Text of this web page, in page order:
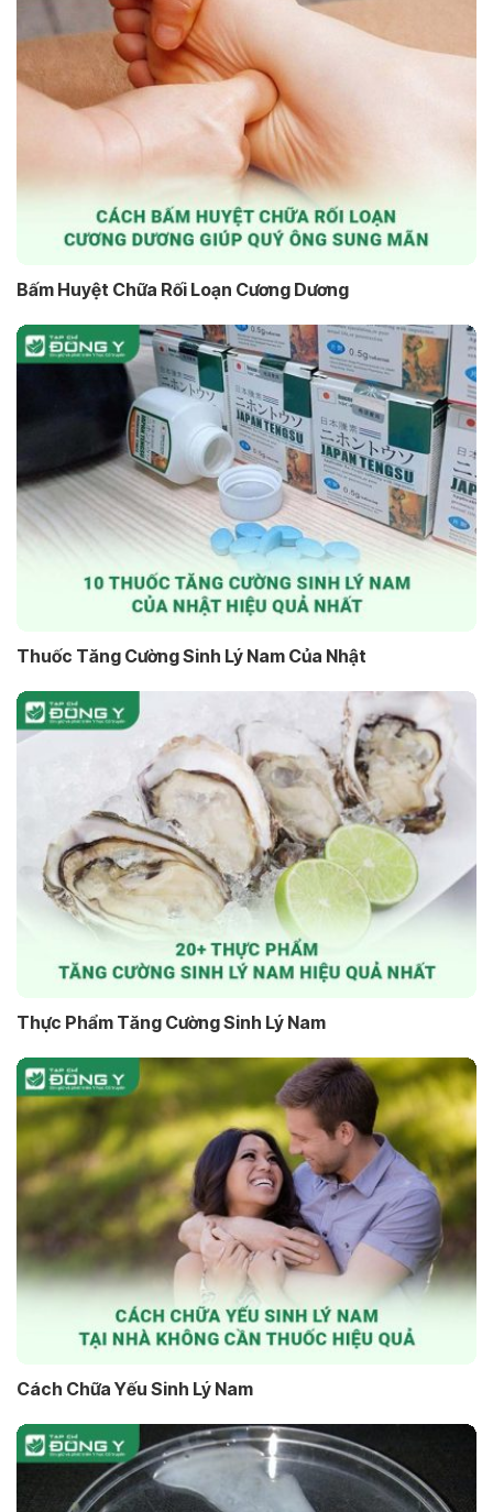
Bấm Huyệt Chữa Rối Loạn Cương Dương
Thuốc Tăng Cường Sinh Lý Nam Của Nhật
Thực Phẩm Tăng Cường Sinh Lý Nam
Cách Chữa Yếu Sinh Lý Nam